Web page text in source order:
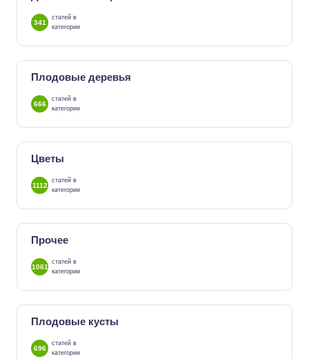
341
статей в
категории
Плодовые деревья
666
статей в
категории
Цветы
1112
статей в
категории
Прочее
1061
статей в
категории
Плодовые кусты
696
статей в
категории